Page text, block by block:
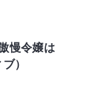
慢令嬢は
）